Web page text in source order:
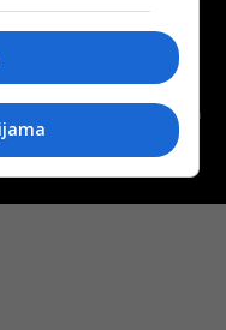
of use
Developed by:
Futura